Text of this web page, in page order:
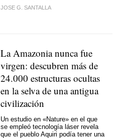
JOSE G. SANTALLA
La Amazonia nunca fue
virgen: descubren más de
24.000 estructuras ocultas
en la selva de una antigua
civilización
Un estudio en «Nature» en el que
se empleó tecnología láser revela
que el pueblo Aquiri podía tener una